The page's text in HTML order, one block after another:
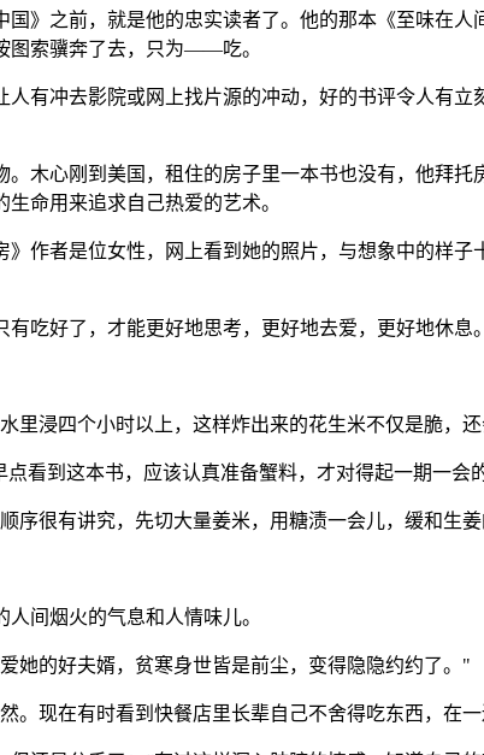
》之前，就是他的忠实读者了。他的那本《至味在
图索骥奔了去，只为——吃。
人有冲去影院或网上找片源的冲动，好的书评令人
心刚到美国，租住的房子里一本书也没有，他拜托
命用来追求自己热爱的艺术。
作者是位女性，网上看到她的照片，与想象中的样
吃好了，才能更好地思考，更好地去爱，更好地休息。
里浸四个小时以上，这样炸出来的花生米不仅是脆，
看到这本书，应该认真准备蟹料，才对得起一期一会
序很有讲究，先切大量姜米，用糖渍一会儿，缓和生
间烟火的气息和人情味儿。
她的好夫婿，贫寒身世皆是前尘，变得隐隐约约了。"
。现在有时看到快餐店里长辈自己不舍得吃东西，在